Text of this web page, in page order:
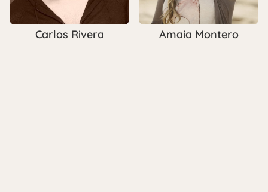
Carlos Rivera Amaia Montero